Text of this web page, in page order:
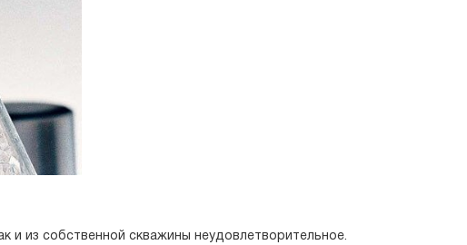
и из собственной скважины неудовлетворительное.